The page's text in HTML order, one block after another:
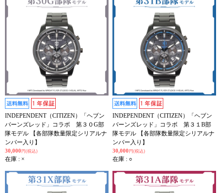
INDEPENDENT（CITIZEN）「ヘブン
バーンズレッド」コラボ 第３０G部
隊モデル 【各部隊数量限定シリアルナ
ンバー入り】
30,000 円(税込)
在庫 : ×
INDEPENDENT（CITIZEN）「ヘブン
バーンズレッド」コラボ 第３１B部
隊モデル 【各部隊数量限定シリアルナ
ンバー入り】
30,000 円(税込)
在庫 : ○